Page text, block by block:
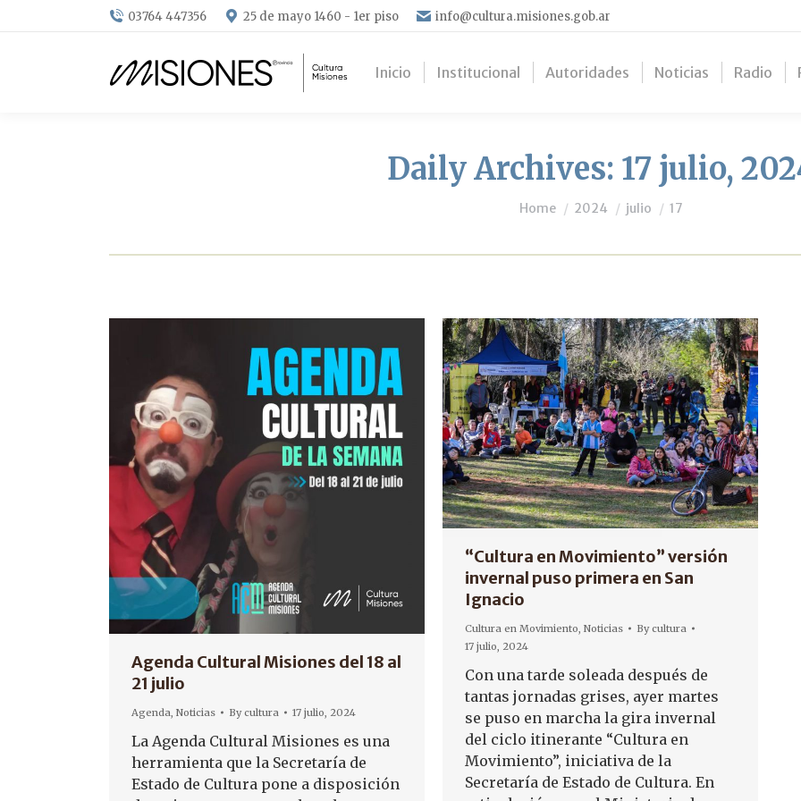
03764 447356 25 de mayo 1460 - 1er piso info@cultura.misiones.gob.ar
Inicio Institucional Autoridades Noticias Radio
Daily Archives: 17 julio,
You are here:
Home 2024 julio 17
Agenda Cultural Misiones del 18 al
21 julio
Agenda, Noticias Bycultura 17 julio, 2024
La Agenda Cultural Misiones es una
herramienta que la Secretaría de
Estado de Cultura pone a disposición
“Cultura en Movimiento” versión
invernal puso primera en San
Ignacio
Cultura en Movimiento, Noticias Bycultura
17 julio, 2024
Con una tarde soleada después de
tantas jornadas grises, ayer martes
se puso en marcha la gira invernal
del ciclo itinerante “Cultura en
Movimiento”, iniciativa de la
Secretaría de Estado de Cultura. En